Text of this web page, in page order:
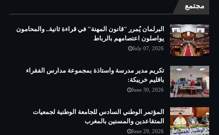
مجتمع
البرلمان يُمرر "قانون المهنة" في قراءة ثانية.. والمحامون
يواصلون اعتصامهم بالرباط
July 07, 2026
تكريم مدير مدرسة واستاذة بمجموعة مدارس الفقراء
باقليم خريبكة:
June 30, 2026
المؤتمر الوطني السادس للجامعة الوطنية لجمعيات
المتقاعدين والمسنين بالمغرب
June 29, 2026